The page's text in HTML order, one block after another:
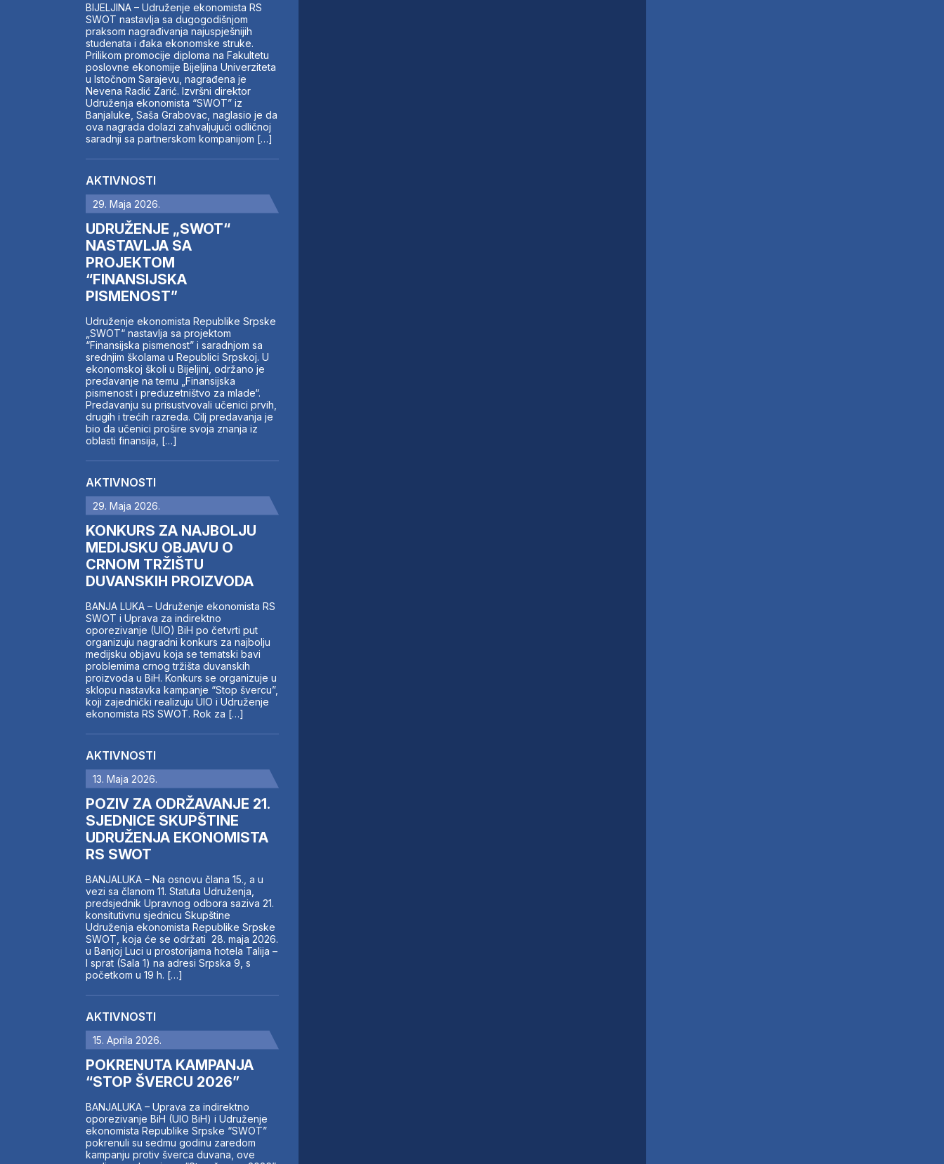
BIJELJINA – Udruženje ekonomista RS
SWOT nastavlja sa dugogodišnjom
praksom nagrađivanja najuspješnijih
studenata i đaka ekonomske struke.
Prilikom promocije diploma na Fakultetu
poslovne ekonomije Bijeljina Univerziteta
u Istočnom Sarajevu, nagrađena je
Nevena Radić Zarić. Izvršni direktor
Udruženja ekonomista “SWOT” iz
Banjaluke, Saša Grabovac, naglasio je da
ova nagrada dolazi zahvaljujući odličnoj
saradnji sa partnerskom kompanijom […]
AKTIVNOSTI
29. Maja 2026.
UDRUŽENJE „SWOT“
NASTAVLJA SA
PROJEKTOM
“FINANSIJSKA
PISMENOST”
Udruženje ekonomista Republike Srpske
„SWOT“ nastavlja sa projektom
“Finansijska pismenost” i saradnjom sa
srednjim školama u Republici Srpskoj. U
ekonomskoj školi u Bijeljini, održano je
predavanje na temu „Finansijska
pismenost i preduzetništvo za mlade“.
Predavanju su prisustvovali učenici prvih,
drugih i trećih razreda. Cilj predavanja je
bio da učenici prošire svoja znanja iz
oblasti finansija, […]
AKTIVNOSTI
29. Maja 2026.
KONKURS ZA NAJBOLJU
MEDIJSKU OBJAVU O
CRNOM TRŽIŠTU
DUVANSKIH PROIZVODA
BANJA LUKA – Udruženje ekonomista RS
SWOT i Uprava za indirektno
oporezivanje (UIO) BiH po četvrti put
organizuju nagradni konkurs za najbolju
medijsku objavu koja se tematski bavi
problemima crnog tržišta duvanskih
proizvoda u BiH. Konkurs se organizuje u
sklopu nastavka kampanje “Stop švercu”,
koji zajednički realizuju UIO i Udruženje
ekonomista RS SWOT. Rok za […]
AKTIVNOSTI
13. Maja 2026.
POZIV ZA ODRŽAVANJE 21.
SJEDNICE SKUPŠTINE
UDRUŽENJA EKONOMISTA
RS SWOT
BANJALUKA – Na osnovu člana 15., a u
vezi sa članom 11. Statuta Udruženja,
predsjednik Upravnog odbora saziva 21.
konsitutivnu sjednicu Skupštine
Udruženja ekonomista Republike Srpske
SWOT, koja će se održati 28. maja 2026.
u Banjoj Luci u prostorijama hotela Talija –
I sprat (Sala 1) na adresi Srpska 9, s
početkom u 19 h. […]
AKTIVNOSTI
15. Aprila 2026.
POKRENUTA KAMPANJA
“STOP ŠVERCU 2026”
BANJALUKA – Uprava za indirektno
oporezivanje BiH (UIO BiH) i Udruženje
ekonomista Republike Srpske “SWOT”
pokrenuli su sedmu godinu zaredom
kampanju protiv šverca duvana, ove